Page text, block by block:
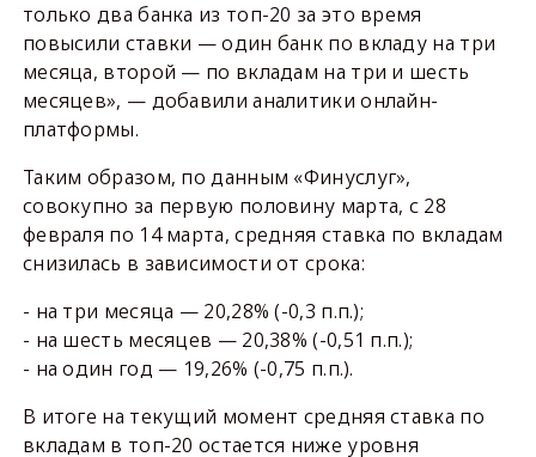
только два банка из топ-20 за это время
повысили ставки — один банк по вкладу на три
месяца, второй — по вкладам на три и шесть
месяцев», — добавили аналитики онлайн-
платформы.
Таким образом, по данным «Финуслуг»,
совокупно за первую половину марта, с 28
февраля по 14 марта, средняя ставка по вкладам
снизилась в зависимости от срока:
- на три месяца — 20,28% (-0,3 п.п.);
- на шесть месяцев — 20,38% (-0,51 п.п.);
- на один год — 19,26% (-0,75 п.п.).
В итоге на текущий момент средняя ставка по
вкладам в топ-20 остается ниже уровня